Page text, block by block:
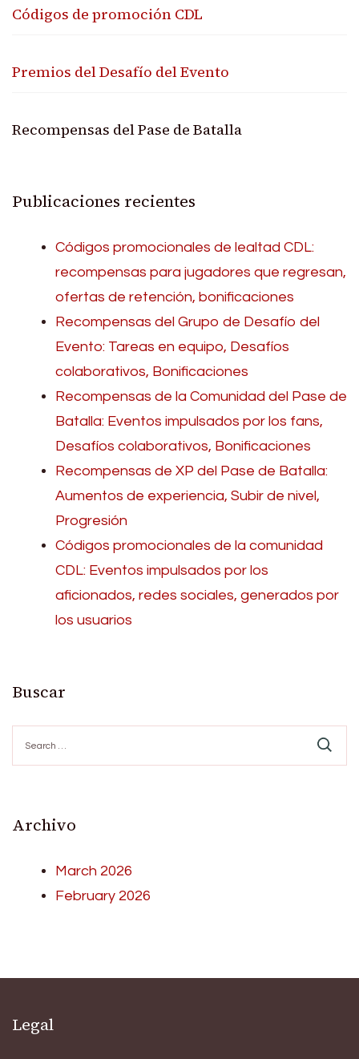
Códigos de promoción CDL
Premios del Desafío del Evento
Recompensas del Pase de Batalla
Publicaciones recientes
Códigos promocionales de lealtad CDL:
recompensas para jugadores que regresan,
ofertas de retención, bonificaciones
Recompensas del Grupo de Desafío del
Evento: Tareas en equipo, Desafíos
colaborativos, Bonificaciones
Recompensas de la Comunidad del Pase de
Batalla: Eventos impulsados por los fans,
Desafíos colaborativos, Bonificaciones
Recompensas de XP del Pase de Batalla:
Aumentos de experiencia, Subir de nivel,
Progresión
Códigos promocionales de la comunidad
CDL: Eventos impulsados por los
aficionados, redes sociales, generados por
los usuarios
Buscar
for:
Archivo
March 2026
February 2026
Legal